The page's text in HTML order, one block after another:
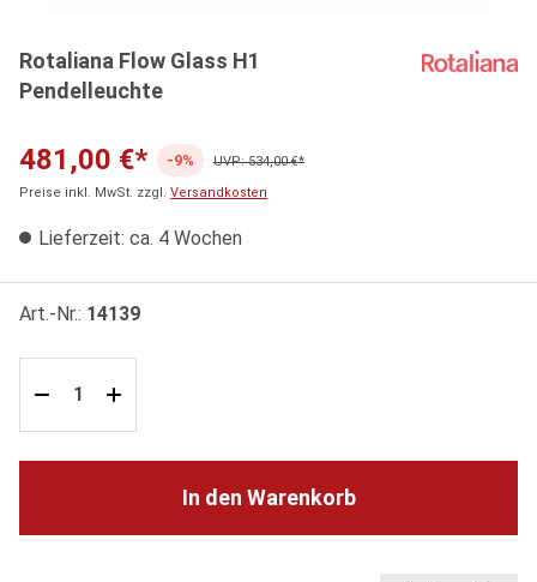
Rotaliana Flow Glass H1
Pendelleuchte
481,00 €* -9%
UVP: 534,00 €*
Preise inkl. MwSt. zzgl. Versandkosten
Lieferzeit: ca. 4 Wochen
Art.-Nr.: 14139
In den Warenkorb